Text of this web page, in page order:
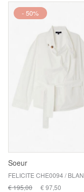
- 50%
Soeur
€ 195,00
€ 97,50